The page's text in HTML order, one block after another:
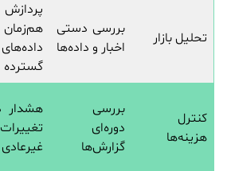
تحلیل بازار
بررسی دستی
اخبار و داده‌ها
پردازش
هم‌زمان
داده‌های
گسترده
کنترل
هزینه‌ها
بررسی
دوره‌ای
گزارش‌ها
هشدار
تغییرات
غیرعادی